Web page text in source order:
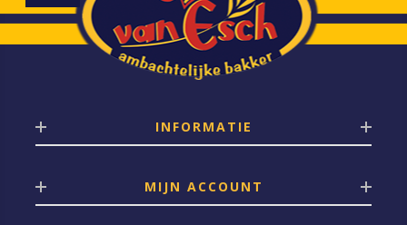
INFORMATIE
MIJN ACCOUNT